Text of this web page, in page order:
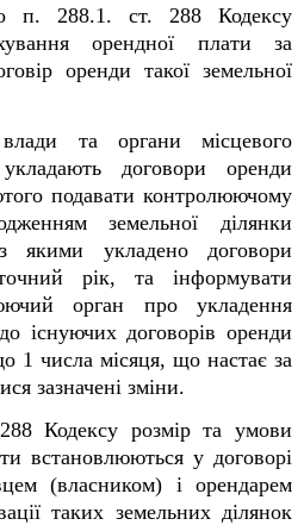
п. 288.1. ст. 288 Кодексу
орендної плати за
оренди такої земельної
та органи місцевого
договори оренди
подавати контролюючому
земельної ділянки
якими укладено договори
рік, та інформувати
орган про укладення
існуючих договорів оренди
1 числа місяця, що настає за
зазначені зміни.
Кодексу розмір та умови
встановлюються у договорі
(власником) і орендарем
таких земельних ділянок